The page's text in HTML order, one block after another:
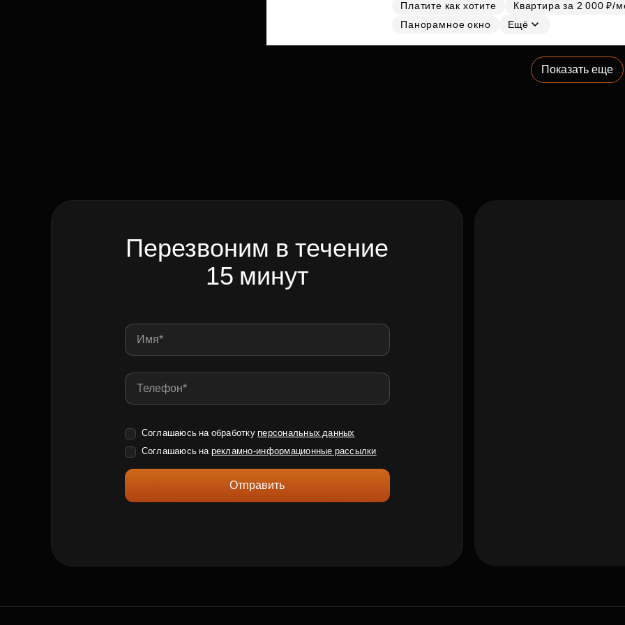
Платите как хотите
Квартира за 2 000 ₽/
Панорамное окно
Ещё
Показать еще
Перезвоним в течение
15 минут
Соглашаюсь на обработку персональных данных
Соглашаюсь на рекламно-информационные рассылки
Отправить